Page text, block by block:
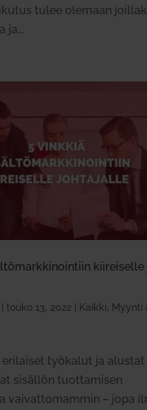
tulee olemaan
ja...
touko 13, 2022 Kaikki, Myynti
erilaiset työkalut ja alustat
sisällön tuottamisen
vaivattomammin – jopa